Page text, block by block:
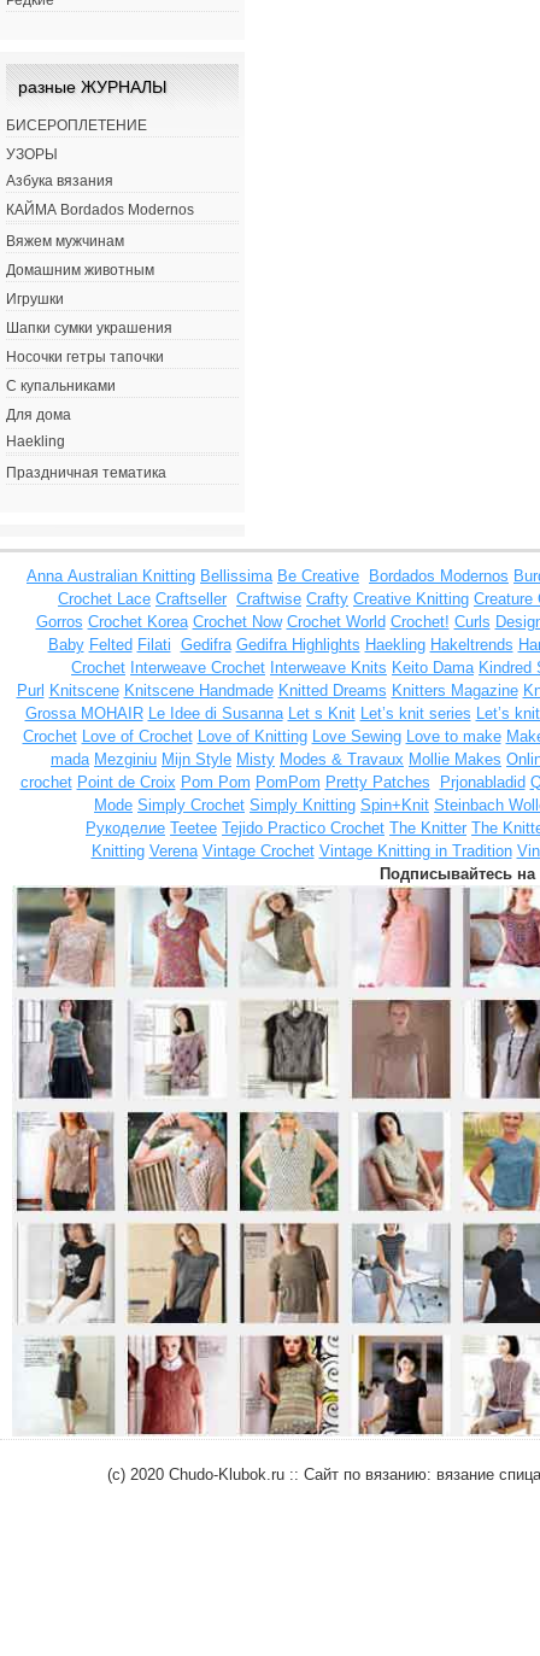
разные ЖУРНАЛЫ
БИСЕРОПЛЕТЕНИЕ
УЗОРЫ
Азбука вязания
КАЙМА Bordados Modernos
Вяжем мужчинам
Домашним животным
Игрушки
Шапки сумки украшения
Носочки гетры тапочки
С купальниками
Для дома
Haekling
Праздничная тематика
Anna Australian Knitting Bellissima Be Creative Bordados Modernos
Crochet Lace Craftseller Craftwise Crafty Creative Knitting Creature
Gorros Crochet Korea Crochet Now Crochet World Crochet! Curls
Baby Felted Filati Gedifra Gedifra Highlights Haekling Hakeltrends
Crochet Interweave Crochet Interweave Knits Keito Dama Kindred
Purl Knitscene Knitscene Handmade Knitted Dreams Knitters Magazine
Grossa MOHAIR Le Idee di Susanna Let s Knit Let’s knit series Let’s
Crochet Love of Crochet Love of Knitting Love Sewing Love to make
mada Mezginiu Mijn Style Misty Modes & Travaux Mollie Makes
crochet Point de Croix Pom Pom PomPom Pretty Patches Prjonabladid
Mode Simply Crochet Simply Knitting Spin+Knit Steinbach
Рукоделие Teetee Tejido Practico Crochet The Knitter The
Knitting Verena Vintage Crochet Vintage Knitting in Tradition
Подписывайтесь
(c) 2020 Chudo-Klubok.ru :: Сайт по вязанию: вязание